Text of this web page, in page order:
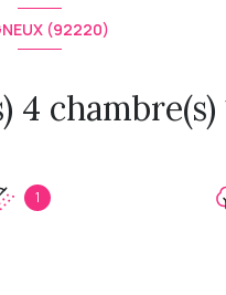
(92220)
1